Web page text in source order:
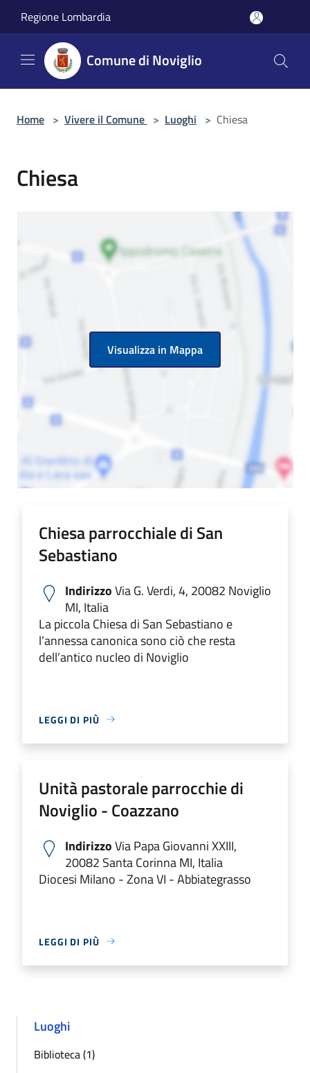
Regione Lombardia
Comune di Noviglio
Home > Vivere il Comune > Luoghi > Chiesa
Chiesa
Visualizza in Mappa
Chiesa parrocchiale di San
Sebastiano
IndirizzoVia G. Verdi, 4, 20082 Noviglio
MI, Italia
La piccola Chiesa di San Sebastiano e
l’annessa canonica sono ciò che resta
dell’antico nucleo di Noviglio
LEGGI DI PIÙ
Unità pastorale parrocchie di
Noviglio - Coazzano
IndirizzoVia Papa Giovanni XXIII,
20082 Santa Corinna MI, Italia
Diocesi Milano - Zona VI - Abbiategrasso
LEGGI DI PIÙ
Luoghi
Biblioteca (1)